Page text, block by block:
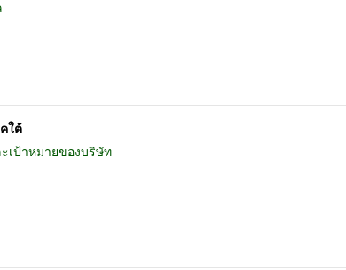
ใต้
เป้าหมายของบริษัท